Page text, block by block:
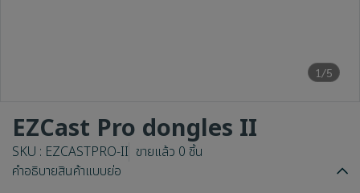
1/5
EZCast Pro dongles II
SKU : EZCASTPRO-II ขายแล้ว 0 ชิ้น
คำอธิบายสินค้าแบบย่อ